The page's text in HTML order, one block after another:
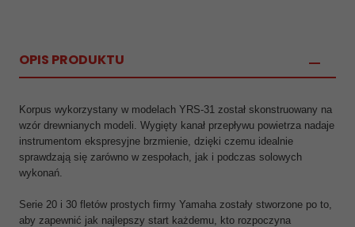
OPIS PRODUKTU
Korpus wykorzystany w modelach YRS-31 został skonstruowany na
wzór drewnianych modeli. Wygięty kanał przepływu powietrza nadaje
instrumentom ekspresyjne brzmienie, dzięki czemu idealnie
sprawdzają się zarówno w zespołach, jak i podczas solowych
wykonań.
Serie 20 i 30 fletów prostych firmy Yamaha zostały stworzone po to,
aby zapewnić jak najlepszy start każdemu, kto rozpoczyna